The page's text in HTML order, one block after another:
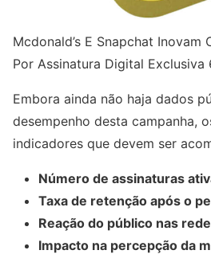
Mcdonald’s E Snapchat Inovam
Por Assinatura Digital Exclusiva
Embora ainda não haja dados
desempenho desta campanha,
indicadores que devem ser
Número de assinaturas
Taxa de retenção após o
Reação do público nas
Impacto na percepção da